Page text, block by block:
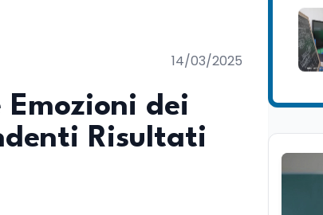
14/03/2025
dei
Risultati